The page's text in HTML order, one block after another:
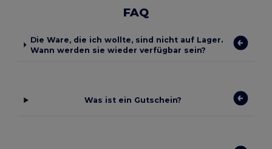
FAQ
Die Ware, die ich wollte, sind nicht auf Lager.
Wann werden sie wieder verfügbar sein?
Was ist ein Gutschein?